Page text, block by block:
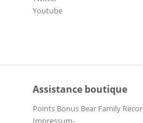
Youtube
Assistance boutique
Points Bonus Bear Family
Impressum-